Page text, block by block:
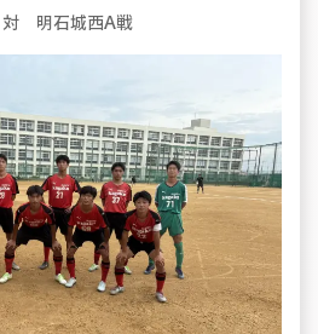
対 明石城西A戦